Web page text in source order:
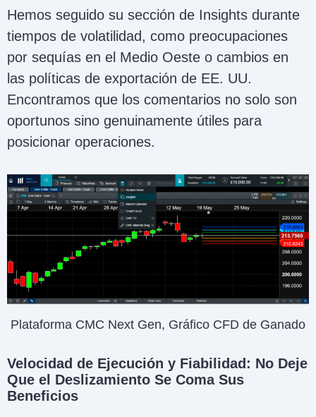
Hemos seguido su sección de Insights durante
tiempos de volatilidad, como preocupaciones
por sequías en el Medio Oeste o cambios en
las políticas de exportación de EE. UU.
Encontramos que los comentarios no solo son
oportunos sino genuinamente útiles para
posicionar operaciones.
Plataforma CMC Next Gen, Gráfico CFD de Ganado
Velocidad de Ejecución y Fiabilidad: No Deje
Que el Deslizamiento Se Coma Sus
Beneficios